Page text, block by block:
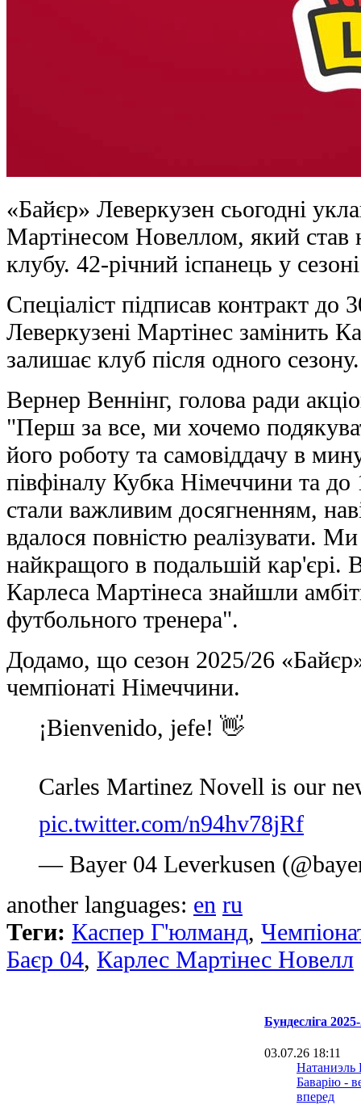
«Байєр» Леверкузен сьогодні
Мартінесом Новеллом, який став
клубу. 42-річний іспанець у
Спеціаліст підписав контракт до
Леверкузені Мартінес замінить
залишає клуб після одного сезону.
Вернер Веннінг, голова ради
"Перш за все, ми хочемо
його роботу та самовіддачу в
півфіналу Кубка Німеччини та до
стали важливим досягненням,
вдалося повністю реалізувати.
найкращого в подальшій кар'єрі.
Карлеса Мартінеса знайшли
футбольного тренера".
Додамо, що сезон 2025/26
чемпіонаті Німеччини.
¡Bienvenido, jefe! 👋
Carles Martinez Novell is our
pic.twitter.com/n94hv78jRf
— Bayer 04 Leverkusen
another languages: en ru
Теги: Каспер Г'юлманд,
Баєр 04, Карлес Мартінес Новелл
Бундесліга
03.07.26 18:11
Натаниэль
Баварію -
вперед